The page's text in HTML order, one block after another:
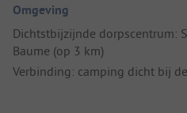
Omgeving
Dichtstbijzijnde dorpscentrum:
Baume (op 3 km)
Verbinding: camping dicht bij